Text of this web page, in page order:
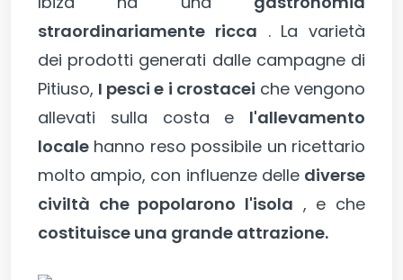
straordinariamente ricca . La varietà
dei prodotti generati dalle campagne di
Pitiuso, I pesci e i crostacei che vengono
allevati sulla costa e l'allevamento
locale hanno reso possibile un ricettario
molto ampio, con influenze delle diverse
civiltà che popolarono l'isola , e che
costituisce una grande attrazione.